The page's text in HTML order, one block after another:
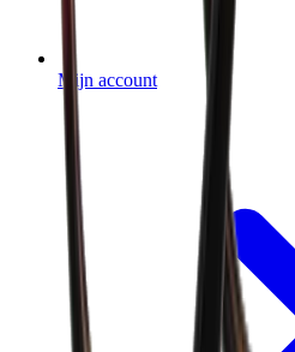
Mijn account